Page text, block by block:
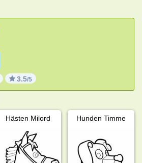
3.5/5
Hästen Milord Hunden Timme